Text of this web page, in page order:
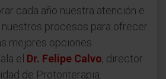
cada año nuestra atención e
procesos para ofrecer
mejores opciones
el Dr. Felipe Calvo, director
de Protonterapia.